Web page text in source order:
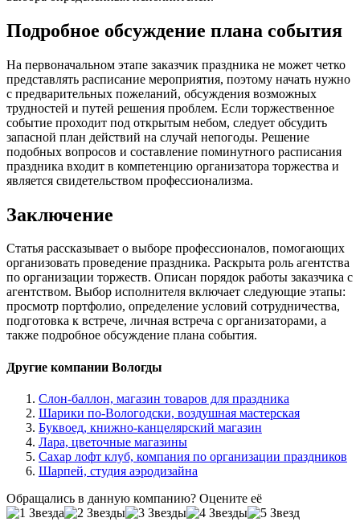
Подробное обсуждение плана события
На первоначальном этапе заказчик праздника не может четко
представлять расписание мероприятия, поэтому начать нужно
с предварительных пожеланий, обсуждения возможных
трудностей и путей решения проблем. Если торжественное
событие проходит под открытым небом, следует обсудить
запасной план действий на случай непогоды. Решение
подобных вопросов и составление поминутного расписания
праздника входит в компетенцию организатора торжества и
является свидетельством профессионализма.
Заключение
Статья рассказывает о выборе профессионалов, помогающих
организовать проведение праздника. Раскрыта роль агентства
по организации торжеств. Описан порядок работы заказчика с
агентством. Выбор исполнителя включает следующие этапы:
просмотр портфолио, определение условий сотрудничества,
подготовка к встрече, личная встреча с организаторами, а
также подробное обсуждение плана события.
Другие компании Вологды
Слон-баллон, магазин товаров для праздника
Шарики по-Вологодски, воздушная мастерская
Буквоед, книжно-канцелярский магазин
Лара, цветочные магазины
Сахар лофт клуб, компания по организации праздников
Шарпей, студия аэродизайна
Обращались в данную компанию? Оцените её